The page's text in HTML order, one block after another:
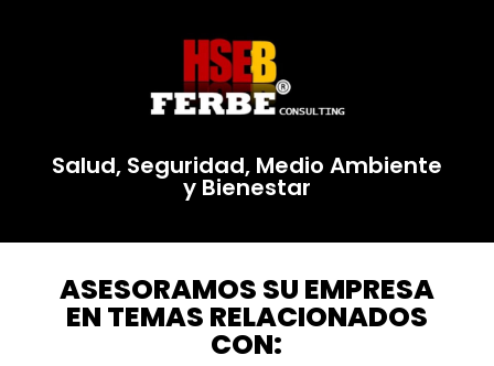
Salud, Seguridad, Medio Ambiente
y Bienestar
ASESORAMOS SU EMPRESA
EN TEMAS RELACIONADOS
CON: